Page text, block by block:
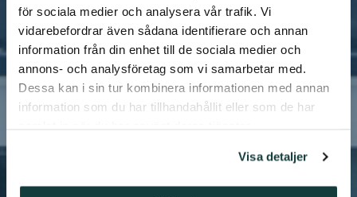
för sociala medier och analysera vår trafik. Vi
vidarebefordrar även sådana identifierare och annan
information från din enhet till de sociala medier och
annons- och analysföretag som vi samarbetar med.
Dessa kan i sin tur kombinera informationen med annan
information som du har tillhandahållit eller som de har
Visa detaljer